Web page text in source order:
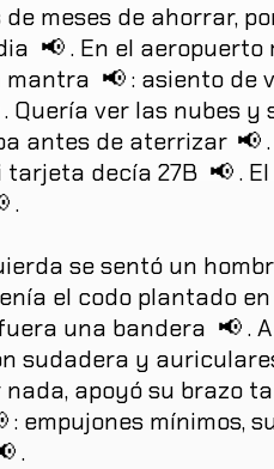
de meses de ahorrar,
📢 . En el aeropuerto
mantra 📢 : asiento de
. Quería ver las nubes y
antes de aterrizar 📢 .
tarjeta decía 27B 📢 . El
.
se sentó un
el codo plantado en
una bandera 📢 . A
sudadera y
nada, apoyó su brazo
: empujones mínimos,
.